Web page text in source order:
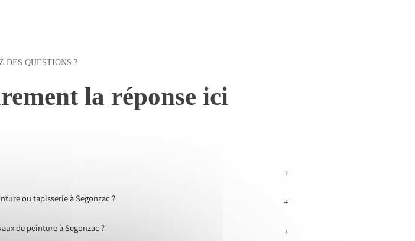
DES QUESTIONS ?
la réponse ici
+
ou tapisserie à Segonzac ? +
de peinture à Segonzac ? +